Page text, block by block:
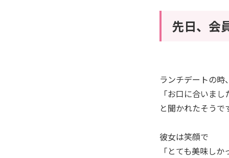
先日、会
ランチデートの時
「お口に合いま
と聞かれたそうで
彼女は笑顔で
「とても美味し